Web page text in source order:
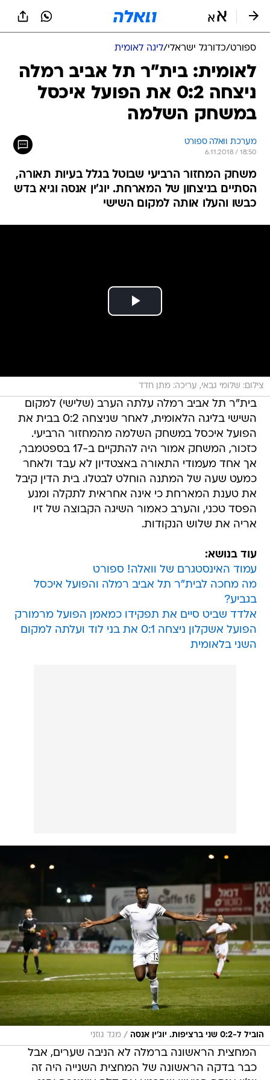
ספורט/כדורגל ישראלי/ליגה לאומית
לאומית: בית"ר תל אביב רמלה
ניצחה 0:2 את הפועל איכסל
במשחק השלמה
מערכת וואלה ספורט
6.11.2018 / 18:50
משחק המחזור הרביעי שבוטל בגלל בעיות תאורה,
הסתיים בניצחון של המארחת. יוג'ין אנסה וגיא בדש
כבשו והעלו אותה למקום השישי
צילום: שלומי גבאי, עריכה: מתן חדד
בית"ר תל אביב רמלה עלתה הערב (שלישי) למקום
השישי בליגה הלאומית, לאחר שניצחה 0:2 בבית את
הפועל איכסל במשחק השלמה מהמחזור הרביעי.
כזכור, המשחק אמור היה להתקיים ב-17 בספטמבר,
אך אחד מעמודי התאורה באצטדיון לא עבד ולאחר
כמעט שעה של המתנה הוחלט לבטלו. בית הדין קיבל
את טענת המארחת כי אינה אחראית לתקלה ומנע
הפסד טכני, והערב כאמור השיגה הקבוצה של זיו
אריה את שלוש הנקודות.
עוד בנושא:
עמוד האינסטגרם של וואלה! ספורט
מה מחכה לבית"ר תל אביב רמלה והפועל איכסל
בגביע?
אלדד שביט סיים את תפקידו כמאמן הפועל מרמורק
הפועל אשקלון ניצחה 0:1 את בני לוד ועלתה למקום
השני בלאומית
הוביל ל-0:2 שני ברציפות. יוג'ין אנסה / מגד גוזני
המחצית הראשונה ברמלה לא הניבה שערים, אבל
כבר בדקה הראשונה של המחצית השנייה היה זה